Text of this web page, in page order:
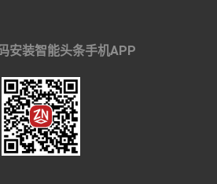
安装智能头条手机APP